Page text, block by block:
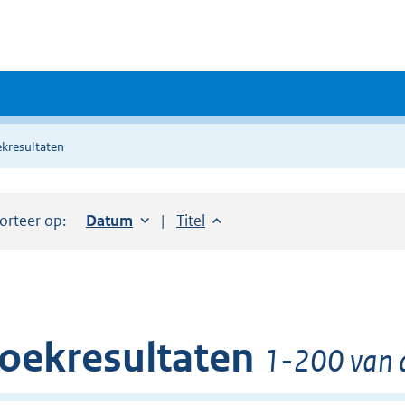
op: Sorteer op:
Datum oplopendSorteer op:
Titel oplopend
1-200 van